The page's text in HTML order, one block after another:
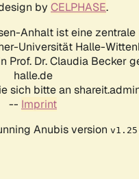
by CELPHASE.
Anhalt ist eine
Universität Halle-
Prof. Dr. Claudia Becker
halle.de
sich bitte an
-- Imprint
Anubis version